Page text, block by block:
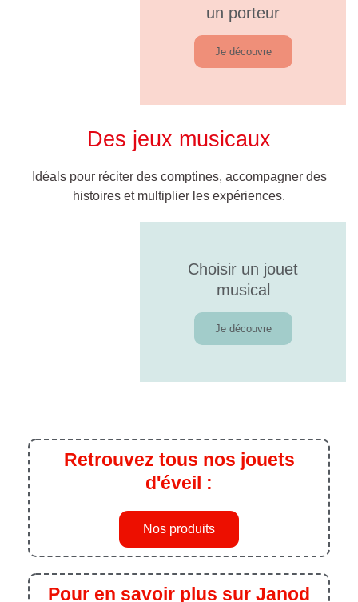
un porteur
Je découvre
Des jeux musicaux
Idéals pour réciter des comptines, accompagner des
histoires et multiplier les expériences.
Choisir un jouet
musical
Je découvre
Retrouvez tous nos jouets
d'éveil :
Nos produits
Pour en savoir plus sur Janod